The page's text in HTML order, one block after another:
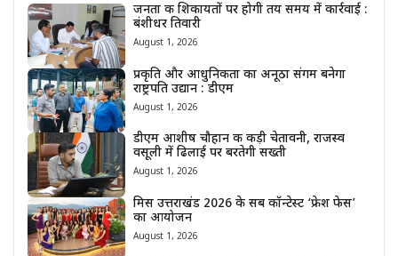
जनता की शिकायतों पर होगी तय समय में कार्रवाई :
बंशीधर तिवारी
August 1, 2026
प्रकृति और आधुनिकता का अनूठा संगम बनेगा
राष्ट्रपति उद्यान : डीएम
August 1, 2026
डीएम आशीष चौहान की कड़ी चेतावनी, राजस्व
वसूली में ढिलाई पर बरतेगी सख्ती
August 1, 2026
मिस उत्तराखंड 2026 के सब कॉन्टेस्ट ‘फ्रेश फेस’
का आयोजन
August 1, 2026